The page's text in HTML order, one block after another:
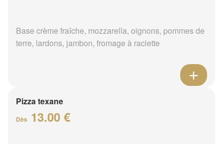
Base crème fraîche, mozzarella, oignons, pommes de
terre, lardons, jambon, fromage à raclette
Pizza texane
Dès 13.00 €